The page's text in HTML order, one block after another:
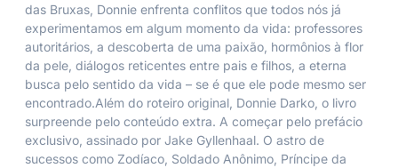
das Bruxas, Donnie enfrenta conflitos que todos nós já
experimentamos em algum momento da vida: professores
autoritários, a descoberta de uma paixão, hormônios à flor
da pele, diálogos reticentes entre pais e filhos, a eterna
busca pelo sentido da vida – se é que ele pode mesmo ser
encontrado.Além do roteiro original, Donnie Darko, o livro
surpreende pelo conteúdo extra. A começar pelo prefácio
exclusivo, assinado por Jake Gyllenhaal. O astro de
sucessos como Zodíaco, Soldado Anônimo, Príncipe da